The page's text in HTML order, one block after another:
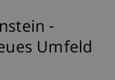
-
Umfeld